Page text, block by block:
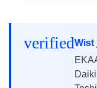
verifiedWist